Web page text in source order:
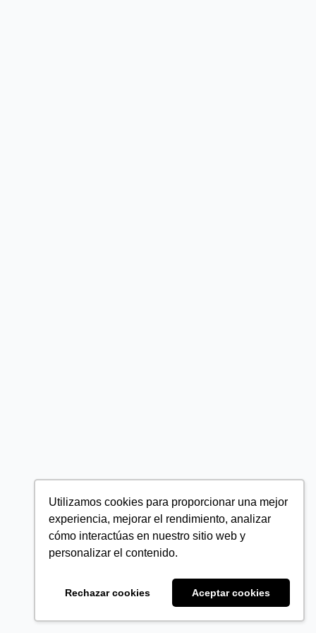
Utilizamos cookies para proporcionar una mejor
experiencia, mejorar el rendimiento, analizar
cómo interactúas en nuestro sitio web y
personalizar el contenido.
Rechazar cookies Aceptar cookies